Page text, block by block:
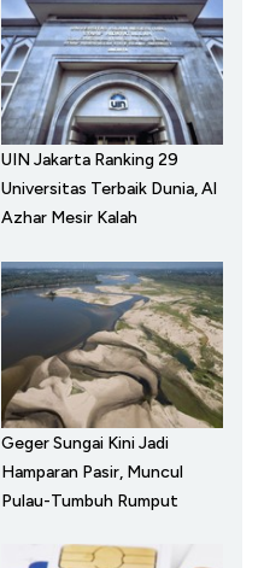
UIN Jakarta Ranking 29
Universitas Terbaik Dunia, Al
Azhar Mesir Kalah
Geger Sungai Kini Jadi
Hamparan Pasir, Muncul
Pulau-Tumbuh Rumput